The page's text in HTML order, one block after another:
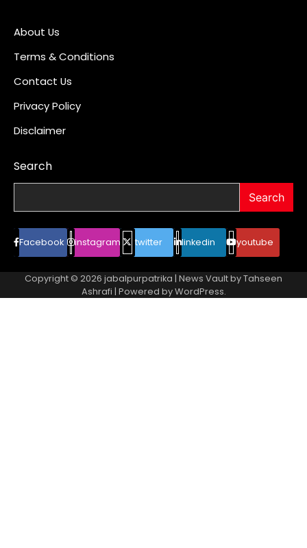
About Us
Terms & Conditions
Contact Us
Privacy Policy
Disclaimer
Search
Search
Facebook instagram twitter linkedin youtube
Copyright © 2026 jabalpurpatrika | News Vault byTahseen
Ashrafi | Powered byWordPress.